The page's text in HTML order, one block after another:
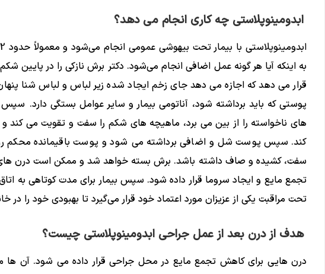
ابدومینوپلاستی چه کاری انجام می دهد؟
به اینکه آیا هر گونه عمل اضافی انجام می‌شود. دکتر برش نازکی را در پایین
قرار می دهد که اجازه می دهد جای زخم ایجاد شده زیر لباس و لباس شنا
پوستی که باید برداشته شود، آناتومی بیمار و سایر عوامل بستگی دارد.
های ناخواسته را از بین می برد، ماهیچه های شکم را سفت و تقویت می کند و
کند. سپس پوست شل و اضافی برداشته می شود و پوست باقیمانده محکم
سفت، کشیده و صاف داشته باشد. برش بسته خواهد شد و ممکن است درن های
تجمع مایع و ایجاد سروما قرار داده شود. سپس بیمار برای مدت کوتاهی به
تحت مراقبت یکی از عزیزان مورد اعتماد خود قرار می‌گیرد تا بهبودی خود را در
هدف از درن بعد از عمل جراحی ابدومینوپلاستی چیست؟
درن هایی برای کاهش تجمع مایع در محل جراحی قرار داده می شود. آن